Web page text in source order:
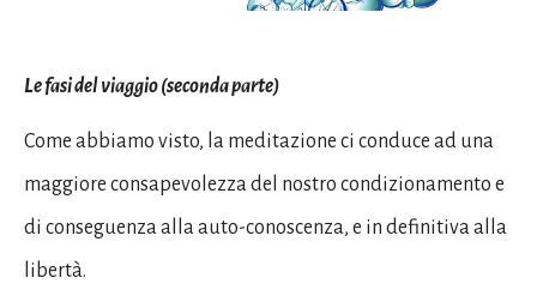
Le fasi del viaggio (seconda parte)
Come abbiamo visto, la meditazione ci conduce ad una
maggiore consapevolezza del nostro condizionamento e
di conseguenza alla auto-conoscenza, e in definitiva alla
libertà.